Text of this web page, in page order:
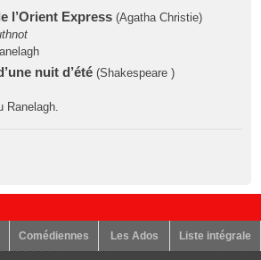
l’Orient Express(Agatha Christie)
nuit d’été(Shakespeare )
Ranelagh.
Comédiennes Les Ados Liste intégrale